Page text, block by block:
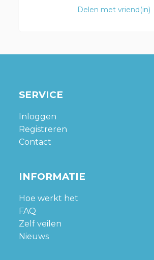
Delen met vriend(in)
SERVICE
Inloggen
Registreren
Contact
INFORMATIE
Hoe werkt het
FAQ
Zelf veilen
Nieuws